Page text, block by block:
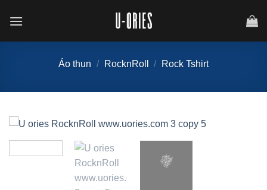
đến
Áo thun / RocknRoll / Rock Tshirt